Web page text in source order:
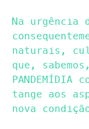
Na urgência
naturais,
que,
tange aos
nova